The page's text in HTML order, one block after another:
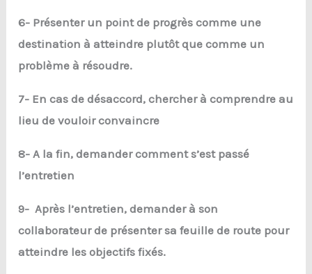
6- Présenter un point de progrès comme une
destination à atteindre plutôt que comme un
problème à résoudre.
7- En cas de désaccord, chercher à comprendre au
lieu de vouloir convaincre
8- A la fin, demander comment s’est passé
l’entretien
9- Après l’entretien, demander à son
collaborateur de présenter sa feuille de route pour
atteindre les objectifs fixés.